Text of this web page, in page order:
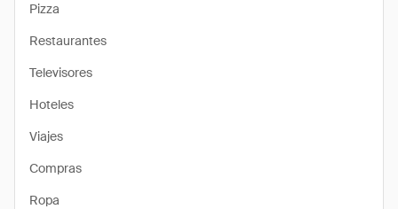
Pizza
Restaurantes
Televisores
Hoteles
Viajes
Compras
Ropa